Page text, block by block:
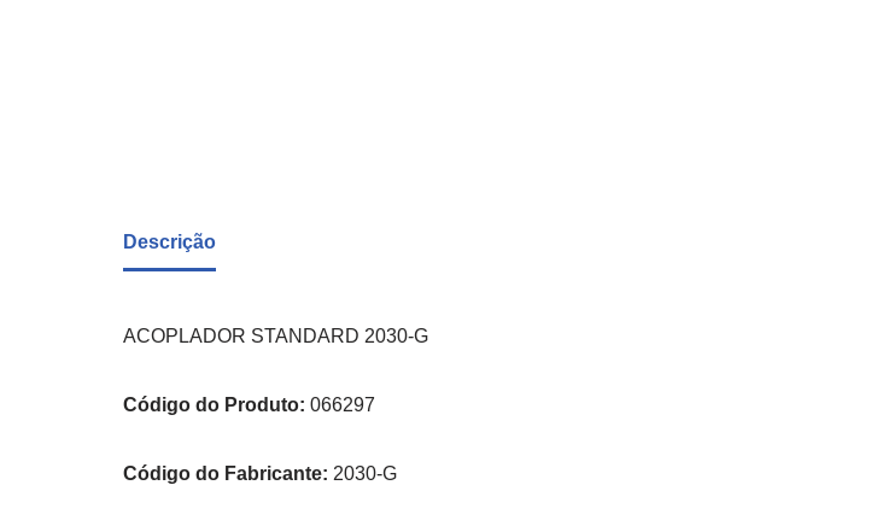
Descrição
ACOPLADOR STANDARD 2030-G
Código do Produto: 066297
Código do Fabricante: 2030-G